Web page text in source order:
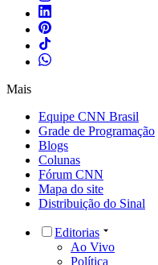
Mais
Equipe CNN Brasil
Grade de Programação
Blogs
Colunas
Fórum CNN
Mapa do site
Distribuição do Sinal
Editorias
Ao Vivo
Política